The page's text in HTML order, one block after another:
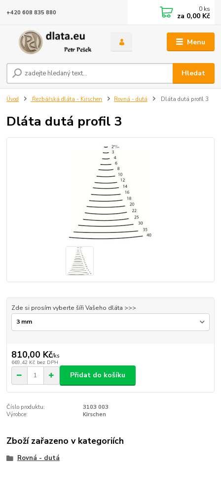
Menu
Hledat
+420 608 835 880 0 ks
za 0,00 Kč
Úvod Řezbářská dláta - Kirschen Rovná - dutá Dláta dutá profil 3
Dláta dutá profil 3
Zde si prosím vyberte šíři Vašeho dláta >>>
810,00 Kč/ks
669,42 Kč bez DPH
Přidat do košíku
Číslo produktu:
3103 003
Výrobce:
Kirschen
Zboží zařazeno v kategoriích
Rovná - dutá